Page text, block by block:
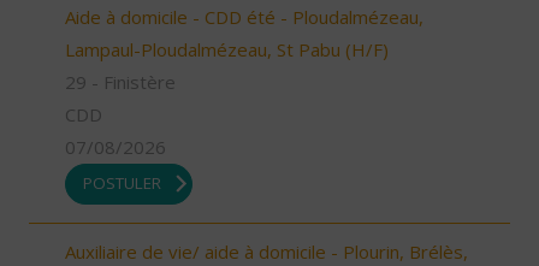
Aide à domicile - CDD été - Ploudalmézeau,
Lampaul-Ploudalmézeau, St Pabu (H/F)
29 - Finistère
CDD
07/08/2026
POSTULER
Auxiliaire de vie/ aide à domicile - Plourin, Brélès,